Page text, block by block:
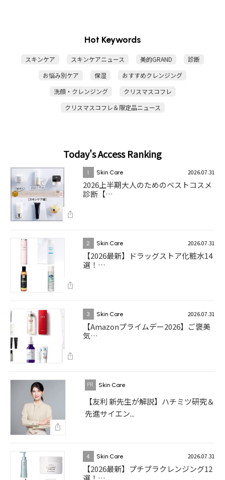
Hot Keywords
スキンケア スキンケアニュース 美的GRAND
診断
お悩み別ケア
保湿
おすすめクレンジング
洗顔・クレンジング
クリスマスコフレ
クリスマスコフレ＆限定品ニュース
Today's Access Ranking
1 Skin Care 2026.07.31
2026上半期大人のためのベストコスメ
診断【…
2 Skin Care 2026.07.31
【2026最新】ドラッグストア化粧水14
選！…
3 Skin Care 2026.07.31
【Amazonプライムデー2026】ご褒美
気…
Skin Care
【友利 新先生が解説】ハチミツ研究＆
先進サイエン...
4 Skin Care 2026.07.31
【2026最新】プチプラクレンジング12
選！…